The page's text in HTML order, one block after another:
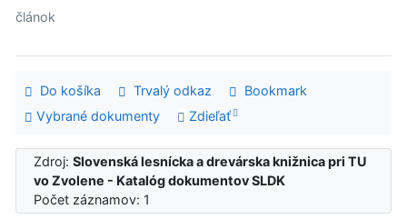
článok
Do košíka Trvalý odkaz
Bookmark
Vybrané dokumenty
Zdieľať
Zdroj:Slovenská lesnícka a drevárska knižnica pri TU
vo Zvolene - Katalóg dokumentov SLDK
Počet záznamov: 1